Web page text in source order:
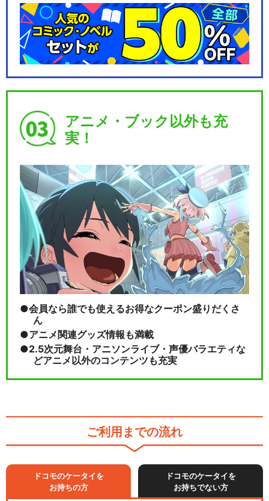
アニメ・ブック以外も充
実！
会員なら誰でも使えるお得なクーポン盛りだくさ
ん
アニメ関連グッズ情報も満載
2.5次元舞台・アニソンライブ・声優バラエティな
どアニメ以外のコンテンツも充実
ご利用までの流れ
ドコモのケータイを
お持ちの方
ドコモのケータイを
お持ちでない方